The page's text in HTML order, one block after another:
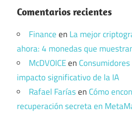
Comentarios recientes
Financeen La mejor
ahora: 4 monedas que
McDVOICEen
impacto significativo de la IA
Rafael Faríasen Cómo
recuperación secreta en